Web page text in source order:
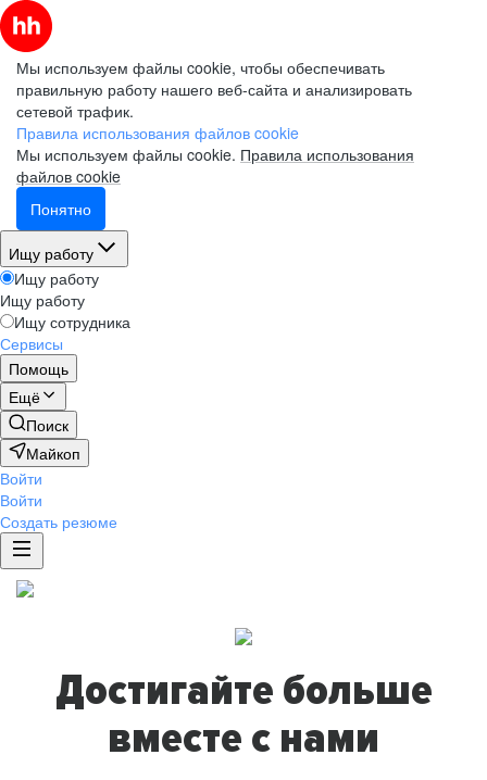
Мы используем файлы cookie, чтобы обеспечивать
правильную работу нашего веб-сайта и анализировать
сетевой трафик.
Правила использования файлов cookie
Мы используем файлы cookie. Правила использования
файлов cookie
Понятно
Ищу работу
Ищу работу
Ищу работу
Ищу сотрудника
Сервисы
Помощь
Ещё
Поиск
Майкоп
Войти
Войти
Создать резюме
Достигайте больше
вместе с нами